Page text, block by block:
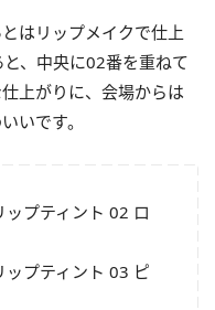
はリップメイクで仕上
、中央に02番を重ねて
上がりに、会場からは
いです。
ップティント 02 ロ
ップティント 03 ピ